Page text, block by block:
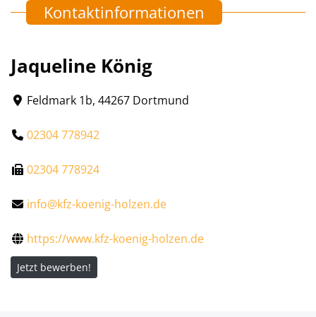
Kontaktinformationen
Jaqueline König
Feldmark 1b, 44267 Dortmund
02304 778942
02304 778924
info@kfz-koenig-holzen.de
https://www.kfz-koenig-holzen.de
Jetzt bewerben!